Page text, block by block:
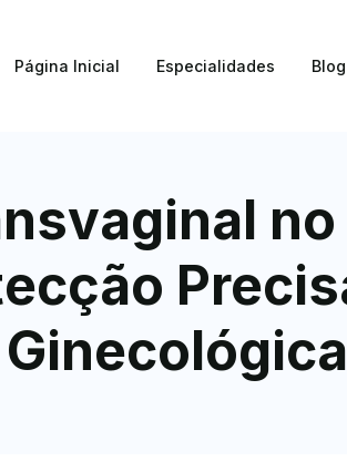
Página Inicial Especialidades Blog
no